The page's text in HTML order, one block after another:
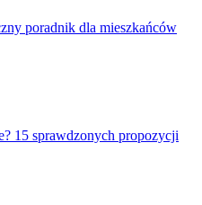
poradnik dla mieszkańców
15 sprawdzonych propozycji